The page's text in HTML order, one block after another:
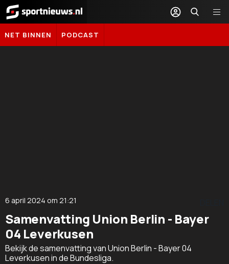
Sportnieuws.nl
NET BINNEN PODCAST
6 april 2024 om 21:21
Samenvatting Union Berlin - Bayer
04 Leverkusen
Bekijk de samenvatting van Union Berlin - Bayer 04
Leverkusen in de Bundesliga.